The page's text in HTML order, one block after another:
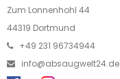
Zum Lonnenhohl 44
44319 Dortmund
+49 231 96734944
info@absaugwelt24.de